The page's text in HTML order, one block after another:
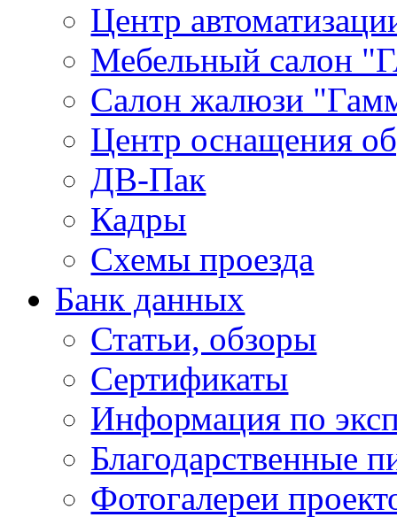
Центр
Мебельный салон
Салон жалюзи
Центр оснащения
ДВ-Пак
Кадры
Схемы проезда
Банк данных
Статьи, обзоры
Сертификаты
Информация по
Благодарственные
Фотогалереи